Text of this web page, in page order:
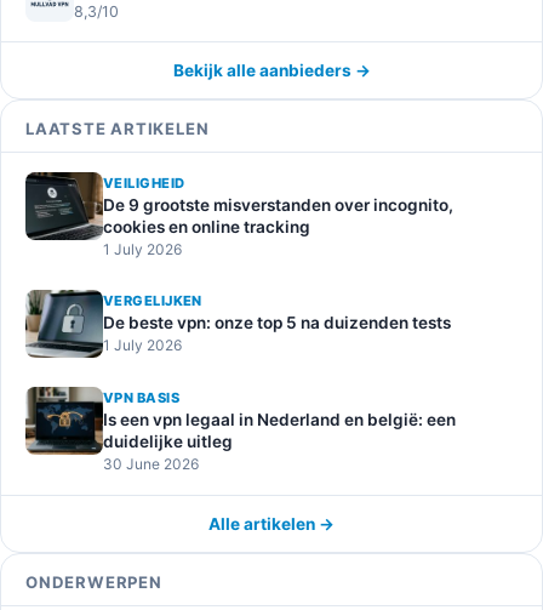
8,3/10
Bekijk alle aanbieders →
LAATSTE ARTIKELEN
VEILIGHEID
De 9 grootste misverstanden over incognito,
cookies en online tracking
1 July 2026
VERGELIJKEN
De beste vpn: onze top 5 na duizenden tests
1 July 2026
VPN BASIS
Is een vpn legaal in Nederland en belgië: een
duidelijke uitleg
30 June 2026
Alle artikelen →
ONDERWERPEN